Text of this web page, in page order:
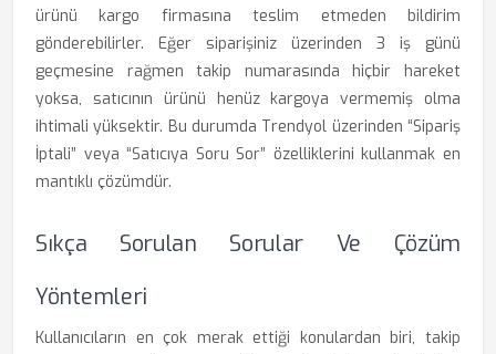
ürünü kargo firmasına teslim etmeden bildirim
gönderebilirler. Eğer siparişiniz üzerinden 3 iş günü
geçmesine rağmen takip numarasında hiçbir hareket
yoksa, satıcının ürünü henüz kargoya vermemiş olma
ihtimali yüksektir. Bu durumda Trendyol üzerinden “Sipariş
İptali” veya “Satıcıya Soru Sor” özelliklerini kullanmak en
mantıklı çözümdür.
Sıkça Sorulan Sorular Ve Çözüm
Yöntemleri
Kullanıcıların en çok merak ettiği konulardan biri, takip